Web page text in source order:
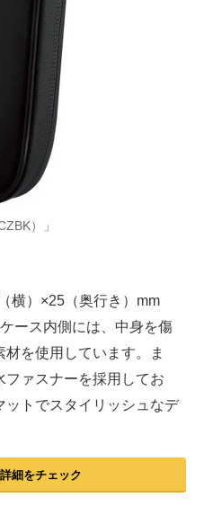
）」
横）×25（奥行き）mm
ース内側には、中身を傷
を使用しています。ま
ファスナーを採用してお
ットでスタイリッシュなデ
細をチェック